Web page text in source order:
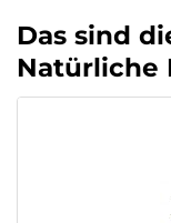
Das sind
Natürliche